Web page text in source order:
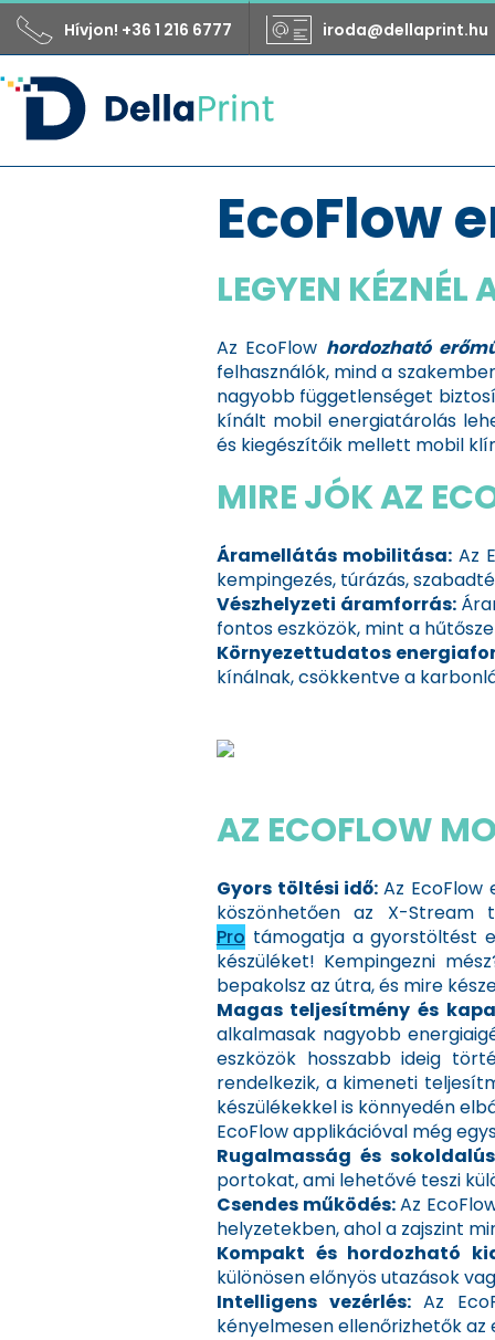
Hívjon! +36 1 216 6777 iroda@dellaprint.hu
EcoFlow
LEGYEN KÉZNÉL
Az EcoFlow hordozható
felhasználók, mind a
nagyobb függetlenséget
kínált mobil energiatárolás
és kiegészítőik mellett mobil
MIRE JÓK AZ
Áramellátás mobilitása:Az
kempingezés, túrázás,
Vészhelyzeti áramforrás:
fontos eszközök, mint a
Környezettudatos
kínálnak, csökkentve a
AZ ECOFLOW
Gyors töltési idő:Az
köszönhetően az X-
Pro támogatja a gyorstöltést
készüléket! Kempingezni
bepakolsz az útra, és mire
Magas teljesítmény és
alkalmasak nagyobb
eszközök hosszabb ideig
rendelkezik, a kimeneti
készülékekkel is könnyedén
EcoFlow applikációval még
Rugalmasság és
portokat, ami lehetővé teszi
Csendes működés:Az
helyzetekben, ahol a zajszint
Kompakt és hordozható
különösen előnyös utazások
Intelligens vezérlés: Az
kényelmesen ellenőrizhetők